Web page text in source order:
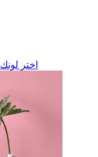
اختر لونك